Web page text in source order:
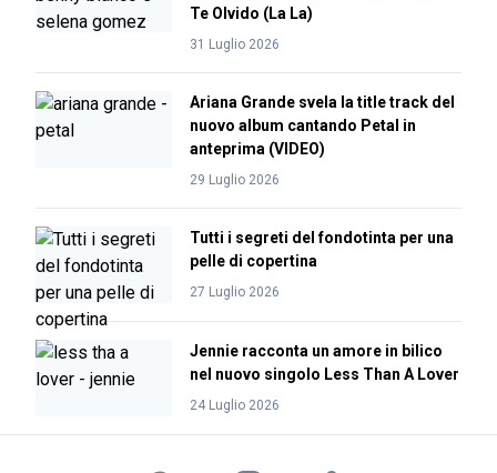
Te Olvido (La La)
31 Luglio 2026
Ariana Grande svela la title track del
nuovo album cantando Petal in
anteprima (VIDEO)
29 Luglio 2026
Tutti i segreti del fondotinta per una
pelle di copertina
27 Luglio 2026
Jennie racconta un amore in bilico
nel nuovo singolo Less Than A Lover
24 Luglio 2026